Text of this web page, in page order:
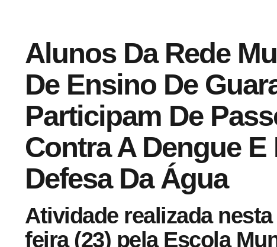
Alunos Da Rede
De Ensino De
Participam De
Contra A Dengue E
Defesa Da Água
Atividade realizada
feira (23) pela Escola